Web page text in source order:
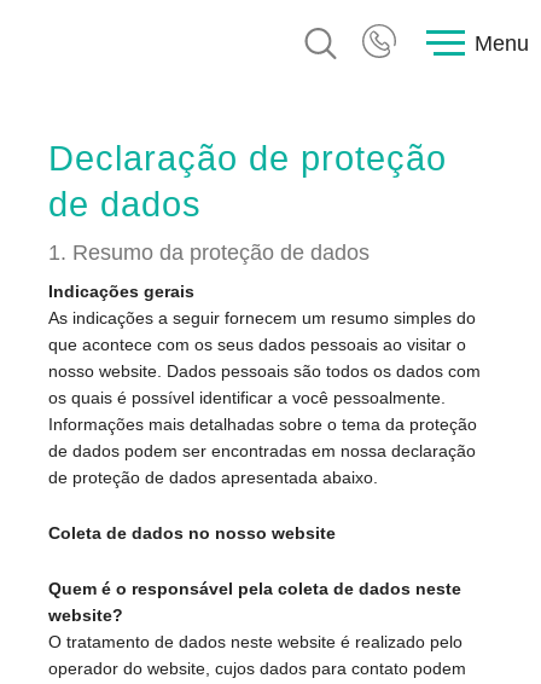
Menu
Declaração de proteção
de dados
1. Resumo da proteção de dados
Indicações gerais
As indicações a seguir fornecem um resumo simples do
que acontece com os seus dados pessoais ao visitar o
nosso website. Dados pessoais são todos os dados com
os quais é possível identificar a você pessoalmente.
Informações mais detalhadas sobre o tema da proteção
de dados podem ser encontradas em nossa declaração
de proteção de dados apresentada abaixo.
Coleta de dados no nosso website
Quem é o responsável pela coleta de dados neste
website?
O tratamento de dados neste website é realizado pelo
operador do website, cujos dados para contato podem